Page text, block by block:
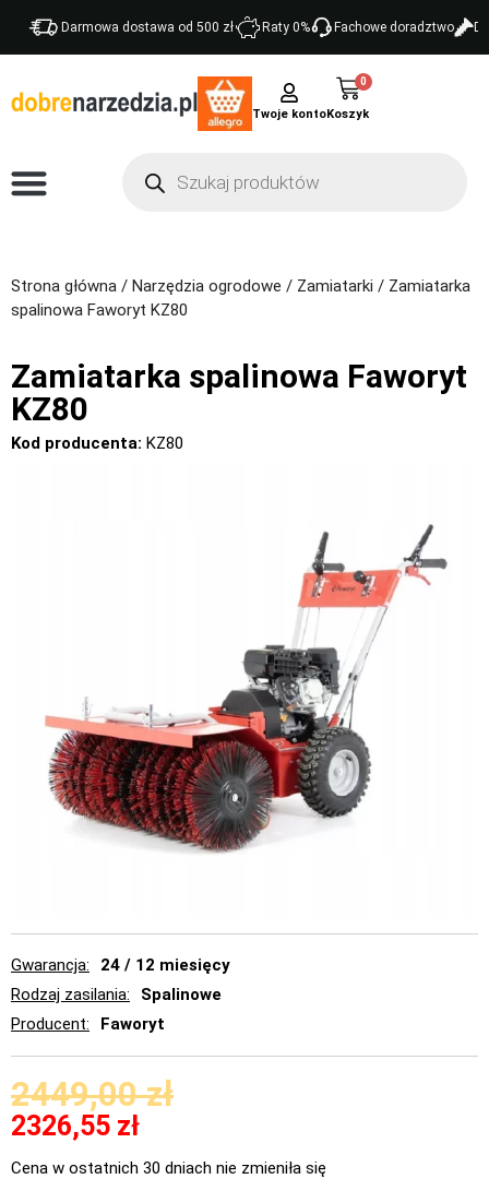
Darmowa dostawa od 500 zł Raty 0% Fachowe doradztwo
Twoje konto
0
Strona główna / Narzędzia ogrodowe / Zamiatarki / Zamiatarka
spalinowa Faworyt KZ80
Zamiatarka spalinowa Faworyt
KZ80
Kod producenta: KZ80
Gwarancja
24 / 12 miesięcy
Rodzaj zasilania
Spalinowe
Producent
Faworyt
2449,00zł
2326,55 zł
Cena w ostatnich 30 dniach nie zmieniła się